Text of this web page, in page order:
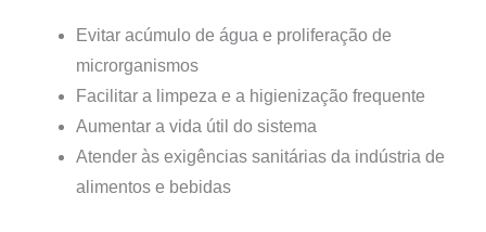
Evitar acúmulo de água e proliferação de
microrganismos
Facilitar a limpeza e a higienização frequente
Aumentar a vida útil do sistema
Atender às exigências sanitárias da indústria de
alimentos e bebidas